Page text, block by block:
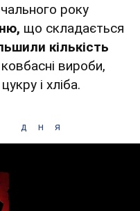
року
що складається
кількість
ковбасні вироби,
і хліба.
дня